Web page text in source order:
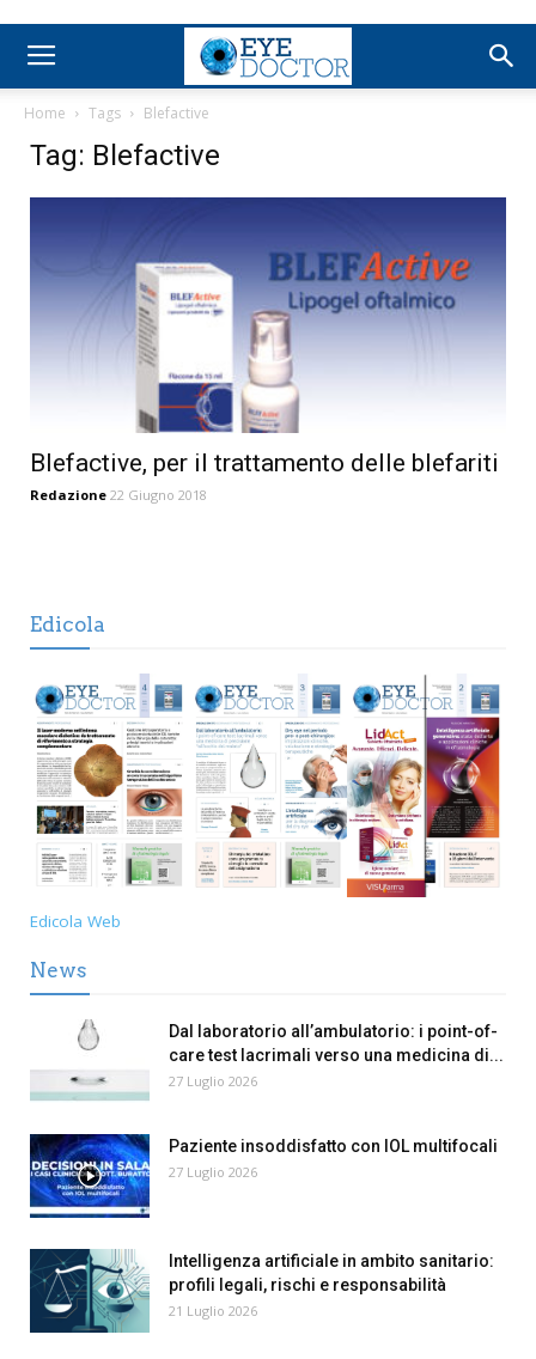
Home Tags Blefactive
Tag: Blefactive
Blefactive, per il trattamento delle blefariti
Redazione 22 Giugno 2018
Edicola
Edicola Web
News
Dal laboratorio all’ambulatorio: i point-of-
care test lacrimali verso una medicina di...
27 Luglio 2026
Paziente insoddisfatto con IOL multifocali
27 Luglio 2026
Intelligenza artificiale in ambito sanitario:
profili legali, rischi e responsabilità
21 Luglio 2026